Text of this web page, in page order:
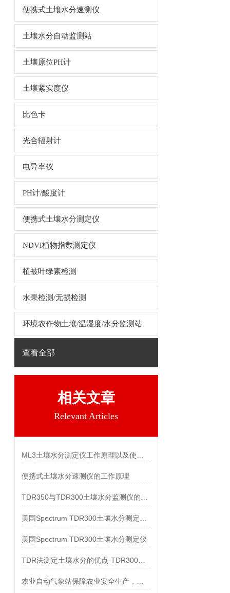
便携式土壤水分速测仪
土壤水分自动监测站
土壤原位PH计
土壤紧实度仪
比色卡
光合辐射计
电导率仪
PH计/酸度计
便携式土壤水分测定仪
NDVI植物指数测定仪
植被叶绿素检测
水果检测/无损检测
环境农作物土壤/温湿度/水分监测站
查看全部
相关文章
Relevant Articles
便携式土壤水分速测仪的工作原理
美国Spectrum TDR300土壤水分测定仪